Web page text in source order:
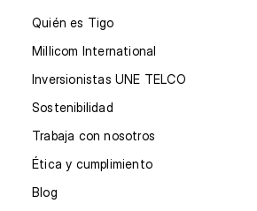
Quién es Tigo
Millicom International
Inversionistas UNE TELCO
Sostenibilidad
Trabaja con nosotros
Ética y cumplimiento
Blog